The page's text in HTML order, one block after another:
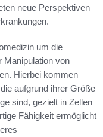
neue Perspektiven
um die
Manipulation von
Hierbei kommen
aufgrund ihrer Größe
sind, gezielt in Zellen
Fähigkeit ermöglicht